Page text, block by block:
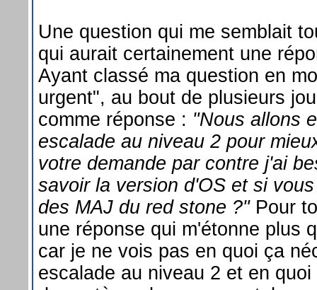
Une question qui me semblait
qui aurait certainement une
Ayant classé ma question en
urgent", au bout de plusieurs
comme réponse : "Nous allons
escalade au niveau 2 pour
votre demande par contre j'ai
savoir la version d'OS et si
des MAJ du red stone ?"Pour
une réponse qui m'étonne plus
car je ne vois pas en quoi ça
escalade au niveau 2 et en